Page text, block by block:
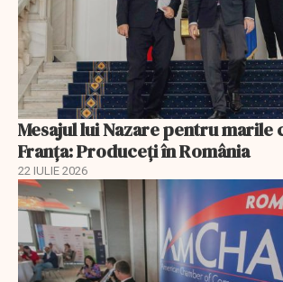
Mesajul lui Nazare pentru marile
Franța: Produceți în România
22 IULIE 2026